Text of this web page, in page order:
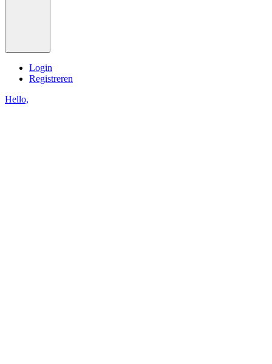
Login
Registreren
Hello,